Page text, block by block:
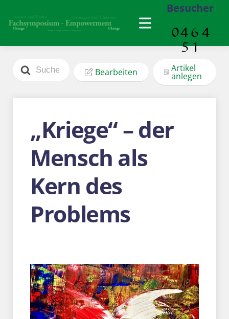
Besucher
Search
For
Bearbeiten Artikel
anlegen
„Kriege“ – der
Mensch als
Kern des
Problems